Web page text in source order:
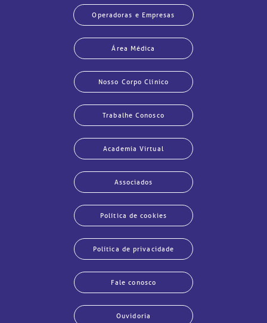
Operadoras e Empresas
Área Médica
Nosso Corpo Clínico
Trabalhe Conosco
Academia Virtual
Associados
Política de cookies
Política de privacidade
Fale conosco
Ouvidoria